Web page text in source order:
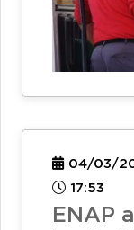
04/03/
17:53
ENAP